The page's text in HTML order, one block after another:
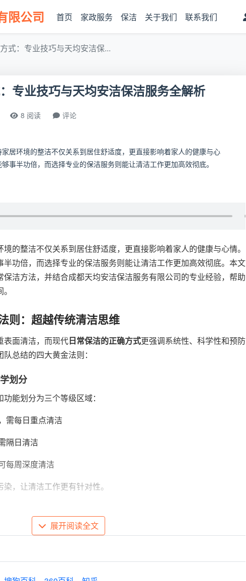
限公司 首页 家政服务 保洁 关于我们 联系我们
式：专业技巧与天均安洁保...
专业技巧与天均安洁保洁服务全解析
8 阅读 评论
居环境的整洁不仅关系到居住舒适度，更直接影响着家人的健康与心
事半功倍，而选择专业的保洁服务则能让清洁工作更加高效彻底。
的整洁不仅关系到居住舒适度，更直接影响着家人的健康与心情。
半功倍，而选择专业的保洁服务则能让清洁工作更加高效彻底。本文
洁方法，并结合成都天均安洁保洁服务有限公司的专业经验，帮助
则：超越传统清洁思维
表面清洁，而现代 日常保洁的正确方式更强调系统性、科学性和预防
总结的四大黄金法则：
划分
能划分为三个等级区域：
需每日重点清洁
隔日清洁
每周深度清洁
，让清洁工作更有针对性。
，家庭应配备至少四套不同颜色的清洁工具：
清洁频率 注意事项
展开阅读全文